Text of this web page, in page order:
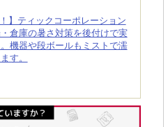
】ティックコーポレーション
倉庫の暑さ対策を後付けで実
機器や段ボールもミストで濡
す。